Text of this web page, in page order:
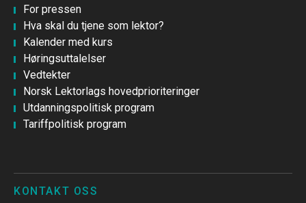
For pressen
Hva skal du tjene som lektor?
Kalender med kurs
Høringsuttalelser
Vedtekter
Norsk Lektorlags hovedprioriteringer
Utdanningspolitisk program
Tariffpolitisk program
KONTAKT OSS